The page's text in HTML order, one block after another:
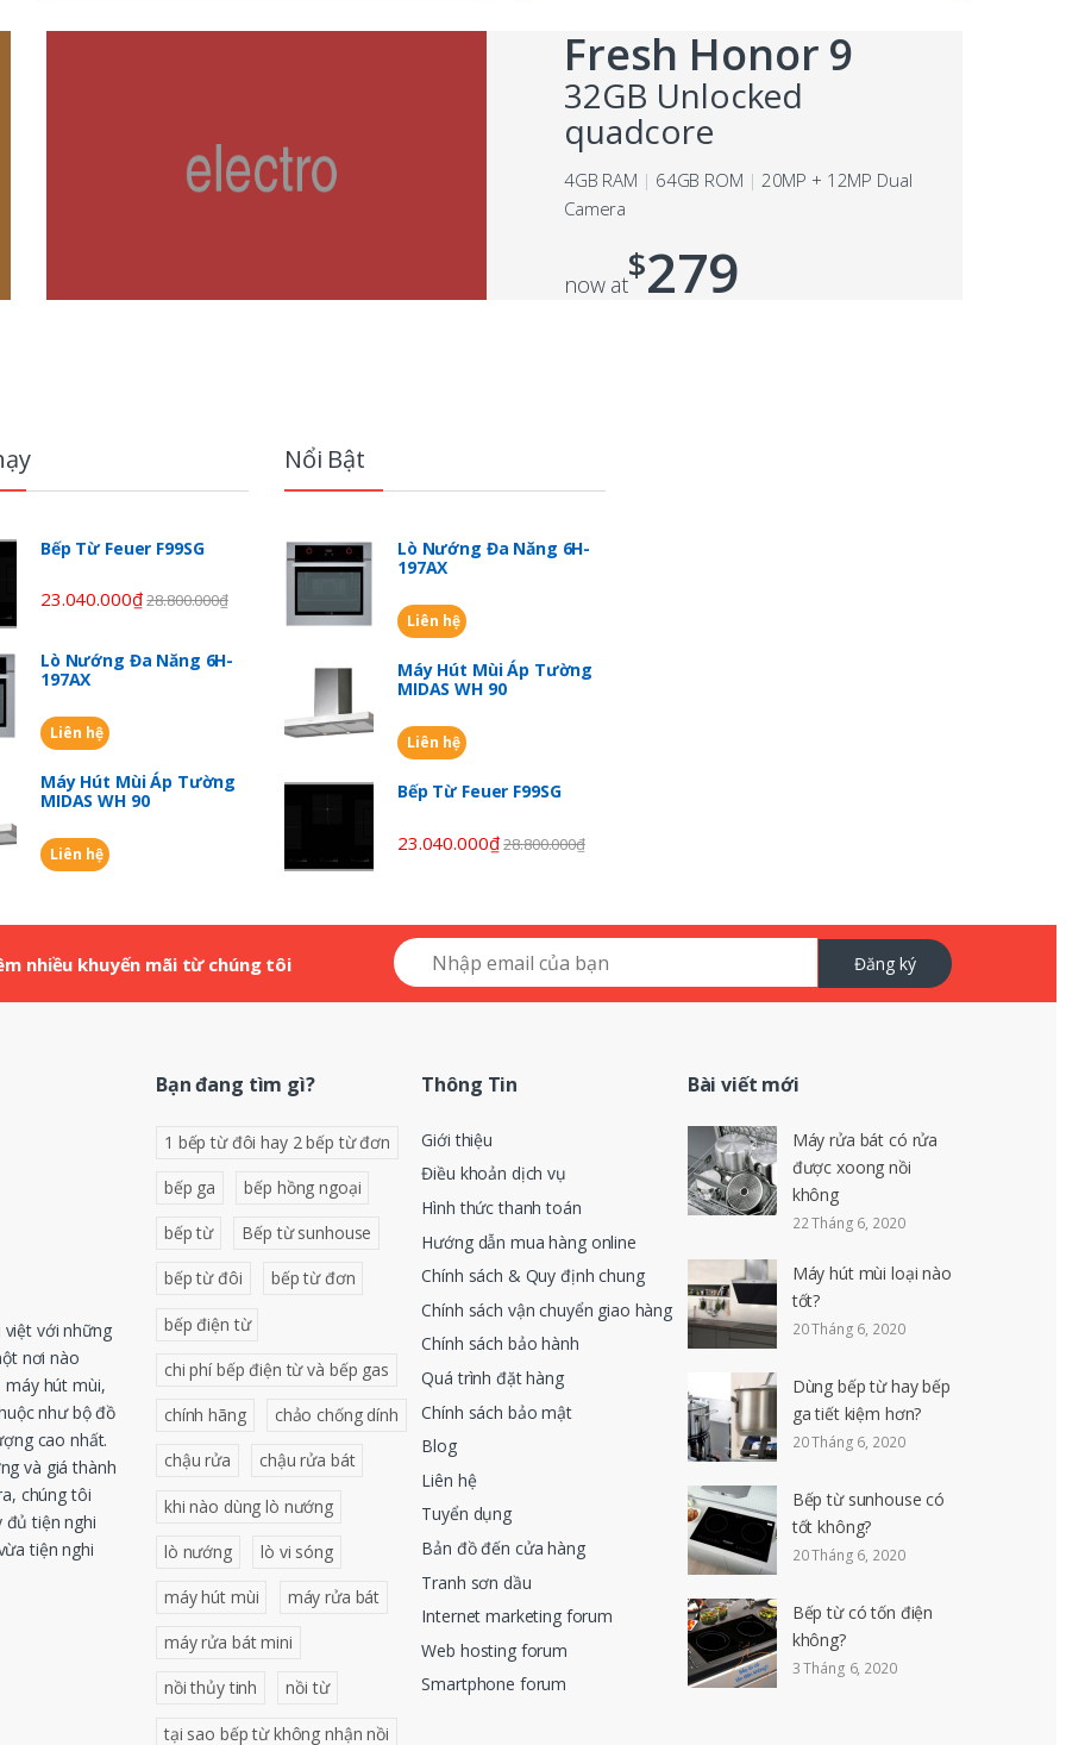
Fresh Honor 9
32GB Unlocked
quadcore
4GB RAM 64GB ROM
20MP + 12MP Dual
Camera
now at$279
Bếp Từ Feuer F99SG
23.040.000₫ 28.800.000₫
Lò Nướng Đa Năng 6H-
197AX
Liên hệ
Máy Hút Mùi Áp Tường
MIDAS WH 90
Liên hệ
Nổi Bật
Lò Nướng Đa Năng 6H-
197AX
Liên hệ
Máy Hút Mùi Áp Tường
MIDAS WH 90
Liên hệ
Bếp Từ Feuer F99SG
23.040.000₫ 28.800.000₫
nhiều khuyến mãi từ chúng tôi Đăng ký
với những
nơi nào
máy hút mùi,
như bộ đồ
cao nhất.
và giá thành
chúng tôi
đủ tiện nghi
tiện nghi
Bạn đang tìm gì?
1 bếp từ đôi hay 2 bếp từ đơn
bếp ga bếp hồng ngoại
bếp từ Bếp từ sunhouse
bếp từ đôi bếp từ đơn
bếp điện từ
chi phí bếp điện từ và bếp gas
chính hãng chảo chống dính
chậu rửa chậu rửa bát
khi nào dùng lò nướng
lò nướng lò vi sóng
máy hút mùi máy rửa bát
máy rửa bát mini
nồi thủy tinh nồi từ
tại sao bếp từ không nhận nồi
Thông Tin
Giới thiệu
Điều khoản dịch vụ
Hình thức thanh toán
Hướng dẫn mua hàng online
Chính sách & Quy định chung
Chính sách vận chuyển giao hàng
Chính sách bảo hành
Quá trình đặt hàng
Chính sách bảo mật
Blog
Liên hệ
Tuyển dụng
Bản đồ đến cửa hàng
Tranh sơn dầu
Internet marketing forum
Web hosting forum
Smartphone forum
Bài viết mới
Máy rửa bát có rửa
được xoong nồi
không
22 Tháng 6, 2020
Máy hút mùi loại nào
tốt?
20 Tháng 6, 2020
Dùng bếp từ hay bếp
ga tiết kiệm hơn?
20 Tháng 6, 2020
Bếp từ sunhouse có
tốt không?
20 Tháng 6, 2020
Bếp từ có tốn điện
không?
3 Tháng 6, 2020